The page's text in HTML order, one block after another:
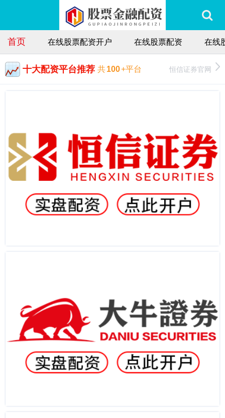
首页 在线股票配资开户 在线股票配资 在线
十大配资平台推荐 共100+平台 恒信证券官网